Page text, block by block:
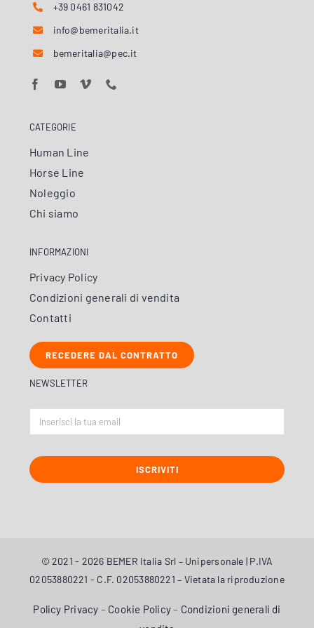
+39 0461 831042
info@bemeritalia.it
bemeritalia@pec.it
CATEGORIE
Human Line
Horse Line
Noleggio
Chi siamo
INFORMAZIONI
Privacy Policy
Condizioni generali di vendita
Contatti
RECEDERE DAL CONTRATTO
NEWSLETTER
ISCRIVITI
© 2021 - 2026 BEMER Italia Srl – Unipersonale | P.IVA
02053880221 - C.F. 02053880221 – Vietata la riproduzione
Policy Privacy – Cookie Policy– Condizioni generali di